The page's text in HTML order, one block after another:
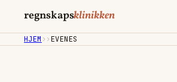
regnskapsklinikken
HJEM › ›EVENES